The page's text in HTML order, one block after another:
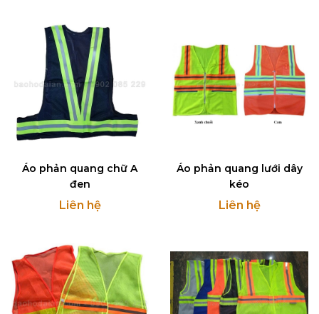
Áo phản quang chữ A
đen
Liên hệ
Áo phản quang lưới dây
kéo
Liên hệ